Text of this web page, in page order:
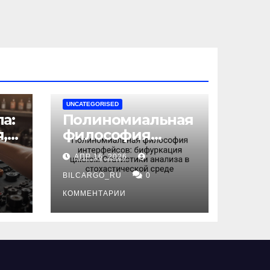
UNCATEGORISED
Полиномиальная
философия
интерфейсов:
бифуркация
циклом
Статистики
анализа в
среде
АПР 16, 2026
BILCARGO_RU 0
КОММЕНТАРИИ